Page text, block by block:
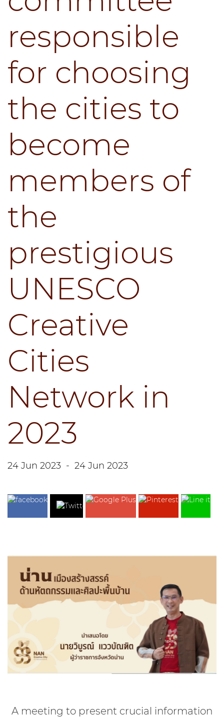
responsible
for choosing
the cities to
become
members of
the
prestigious
UNESCO
Creative
Cities
Network in
2023
24 Jun 2023 - 24 Jun 2023
A meeting to present crucial information